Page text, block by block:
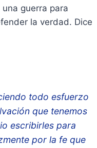
guerra para
la verdad. Dice
todo esfuerzo
que tenemos
escribirles para
por la fe que